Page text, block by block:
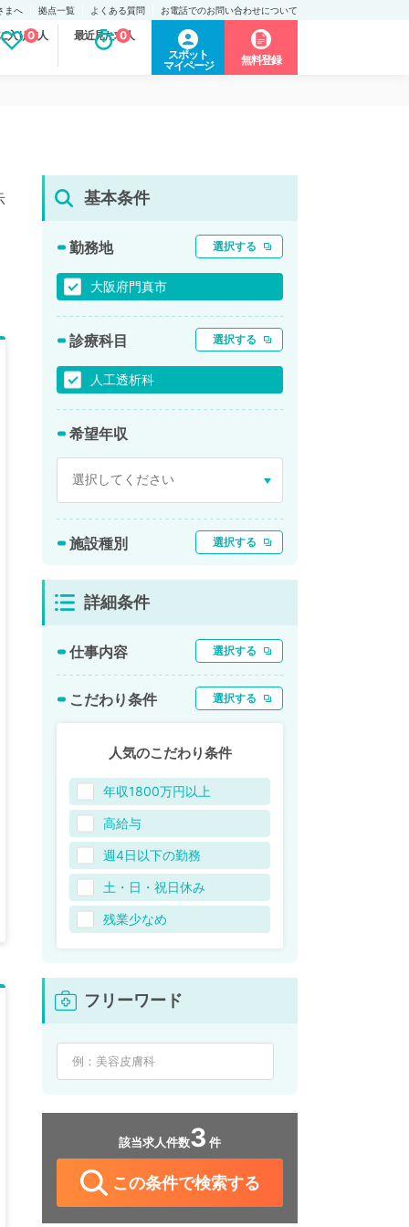
まへ 拠点一覧 よくある質問 お電話でのお問い合わせについて
入り求人
0 最近見た求人
0
スポット
マイページ
無料登録
基本条件
勤務地 選択する
大阪府門真市
診療科目 選択する
人工透析科
希望年収
施設種別 選択する
詳細条件
仕事内容 選択する
こだわり条件 選択する
人気のこだわり条件
年収1800万円以上
高給与
週4日以下の勤務
土・日・祝日休み
残業少なめ
フリーワード
該当求人件数3 件
この条件で検索する